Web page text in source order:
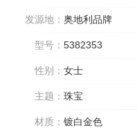
发源地： 奥地利品牌
型号： 5382353
性别： 女士
主题： 珠宝
材质： 镀白金色